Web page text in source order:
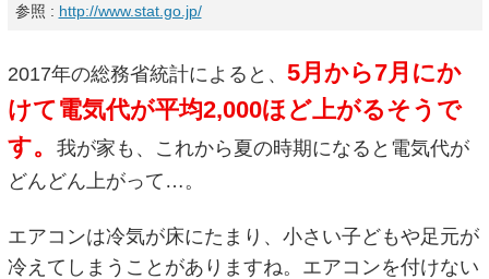
参照 : http://www.stat.go.jp/
2017年の総務省統計によると、 5月から7月にか
けて電気代が平均2,000ほど上がるそうで
す。
我が家も、これから夏の時期になると電気代が
どんどん上がって…。
エアコンは冷気が床にたまり、小さい子どもや足元が
冷えてしまうことがありますね。エアコンを付けない